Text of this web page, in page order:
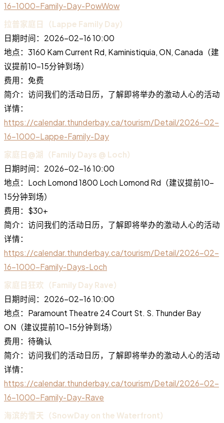
16-1000-Family-Day-PowWow
拉普家庭日（Lappe Family Day）
日期时间：2026-02-16 10:00
地点：3160 Kam Current Rd, Kaministiquia, ON, Canada（建
议提前10-15分钟到场）
费用：免费
简介：访问我们的活动日历，了解即将举办的激动人心的活动
详情：
https://calendar.thunderbay.ca/tourism/Detail/2026-02-
16-1000-Lappe-Family-Day
家庭日@湖（Family Days @ Loch）
日期时间：2026-02-16 10:00
地点：Loch Lomond 1800 Loch Lomond Rd（建议提前10-
15分钟到场）
费用：$30+
简介：访问我们的活动日历，了解即将举办的激动人心的活动
详情：
https://calendar.thunderbay.ca/tourism/Detail/2026-02-
16-1000-Family-Days-Loch
家庭日狂欢（Family Day Rave）
日期时间：2026-02-16 10:00
地点：Paramount Theatre 24 Court St. S. Thunder Bay
ON（建议提前10-15分钟到场）
费用：待确认
简介：访问我们的活动日历，了解即将举办的激动人心的活动
详情：
https://calendar.thunderbay.ca/tourism/Detail/2026-02-
16-1000-Family-Day-Rave
海滨的雪天（SnowDay on the Waterfront）